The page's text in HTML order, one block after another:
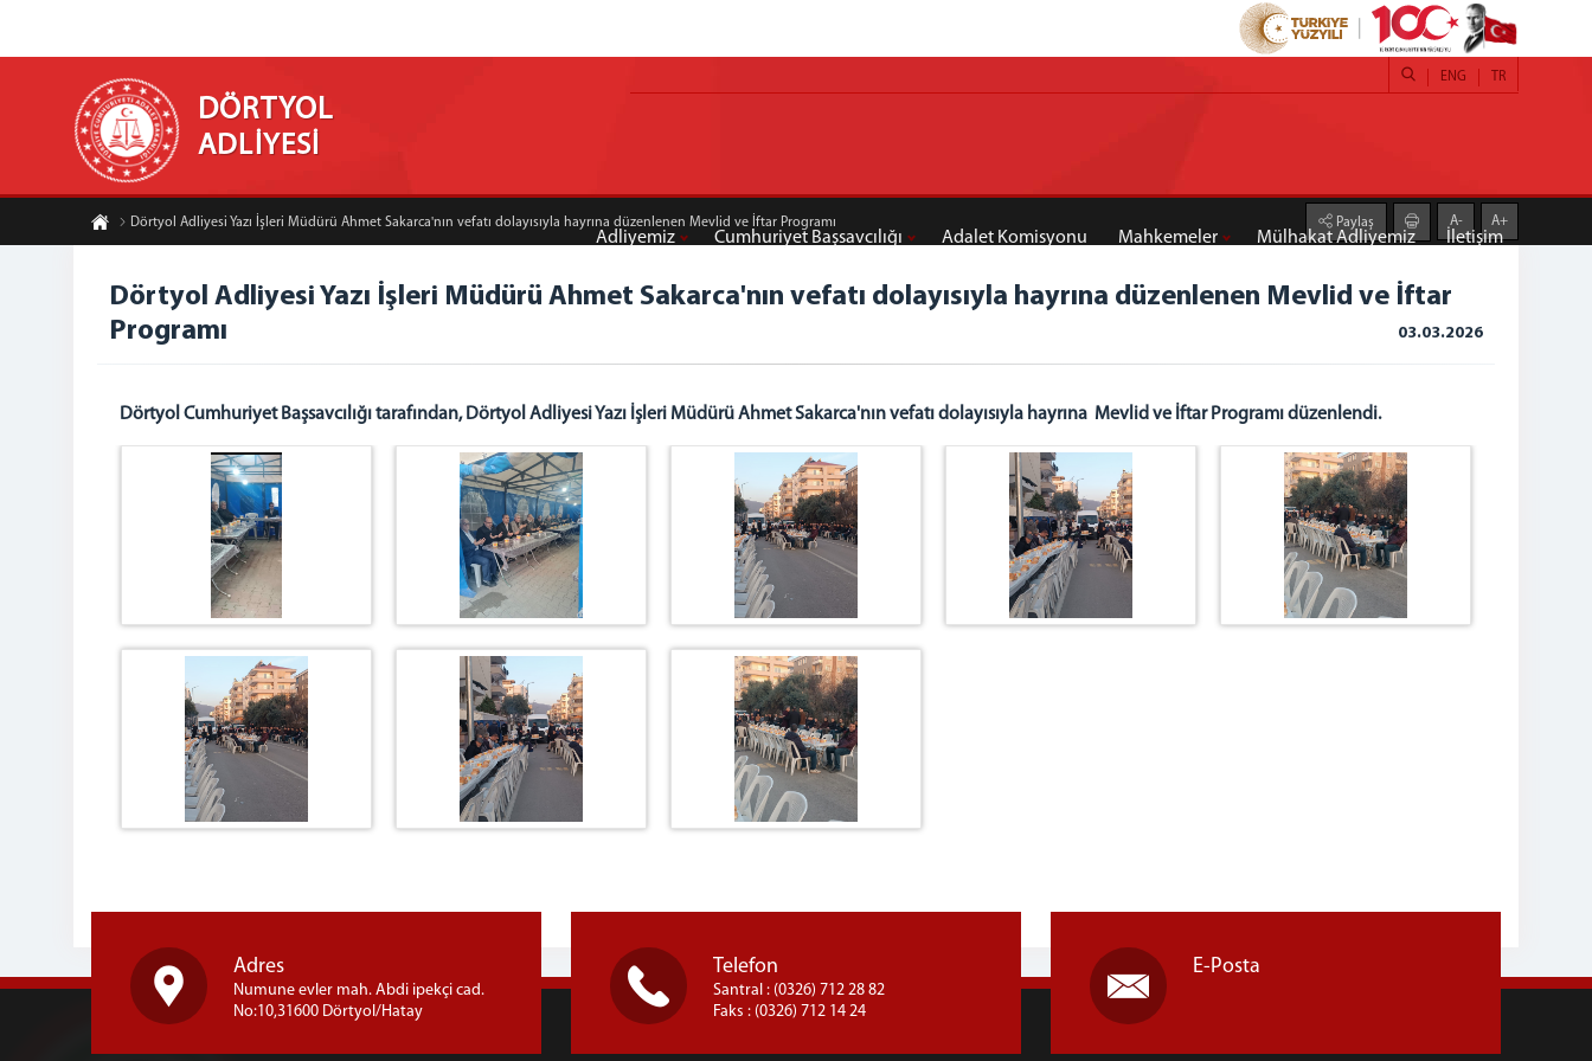
DÖRTYOL
ADLİYESİ
TR
ENG
Adliyemiz Cumhuriyet Başsavcılığı Adalet Komisyonu Mahkemeler Mülhakat Adliyemiz İletişim
Dörtyol Adliyesi Yazı İşleri Müdürü Ahmet Sakarca'nın vefatı dolayısıyla hayrına düzenlenen Mevlid ve İftar Programı Paylaş A- A+
Dörtyol Adliyesi Yazı İşleri Müdürü Ahmet Sakarca'nın vefatı dolayısıyla hayrına düzenlenen Mevlid ve İftar
Programı
03.03.2026
Dörtyol Cumhuriyet Başsavcılığı tarafından, Dörtyol Adliyesi Yazı İşleri Müdürü Ahmet Sakarca'nın vefatı dolayısıyla hayrına Mevlid ve İftar Programı düzenlendi.
Adres
Numune evler mah. Abdi ipekçi cad.
No:10,31600 Dörtyol/Hatay
Telefon
Santral : (0326) 712 28 82
Faks : (0326) 712 14 24
E-Posta